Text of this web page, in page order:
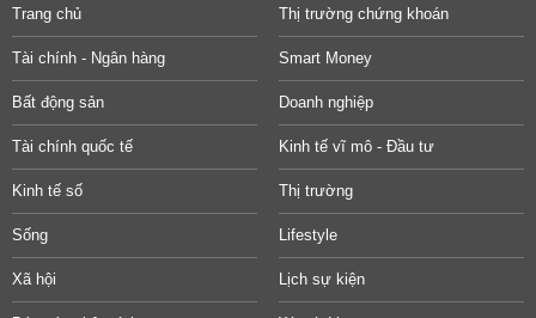
Trang chủ Thị trường chứng khoán
Tài chính - Ngân hàng Smart Money
Bất động sản Doanh nghiệp
Tài chính quốc tế Kinh tế vĩ mô - Đầu tư
Kinh tế số Thị trường
Sống Lifestyle
Xã hội Lịch sự kiện